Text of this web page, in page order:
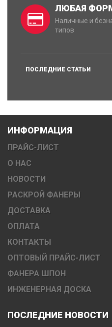
ЛЮБАЯ
Наличные и
типов
ПОСЛЕДНИЕ СТАТЬИ
ИНФОРМАЦИЯ
ПРАЙС-ЛИСТ
О НАС
НОВОСТИ
РАСКРОЙ ФАНЕРЫ
ДОСТАВКА
ОПЛАТА
КОНТАКТЫ
ОПТОВЫЙ ПРАЙС-ЛИСТ
ФАНЕРА ШПОН
ИНЖЕНЕРНАЯ ДОСКА
ПОСЛЕДНИЕ НОВОСТИ